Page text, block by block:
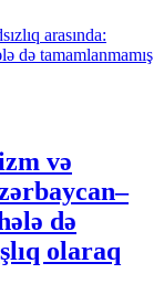
və
də
olaraq